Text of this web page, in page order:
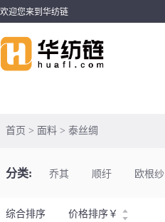
欢迎您来到华纺链
首页 > 面料 > 泰丝绸
分类: 乔其 顺纡 欧根纱
综合排序 价格排序 ￥